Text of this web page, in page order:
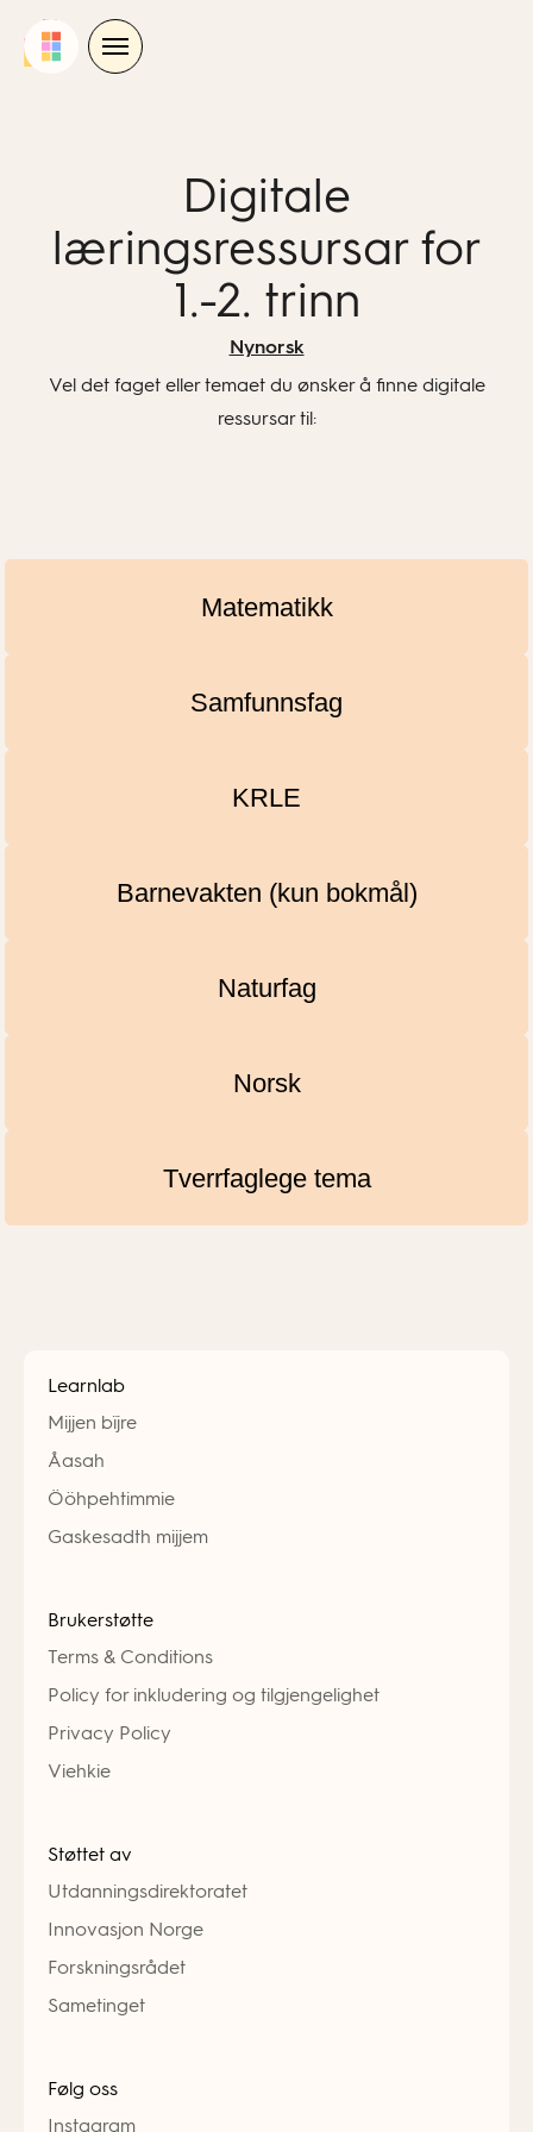
Digitale
læringsressursar for
1.-2. trinn
Nynorsk
Vel det faget eller temaet du ønsker å finne digitale
ressursar til:
Matematikk
Samfunnsfag
KRLE
Barnevakten (kun bokmål)
Naturfag
Norsk
Tverrfaglege tema
Learnlab
Mijjen bïjre
Åasah
Ööhpehtimmie
Gaskesadth mijjem
Brukerstøtte
Terms & Conditions
Policy for inkludering og tilgjengelighet
Privacy Policy
Viehkie
Støttet av
Utdanningsdirektoratet
Innovasjon Norge
Forskningsrådet
Sametinget
Følg oss
Instagram